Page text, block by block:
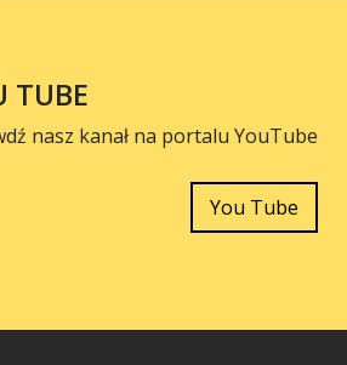
TUBE
nasz kanał na portalu YouTube
You Tube